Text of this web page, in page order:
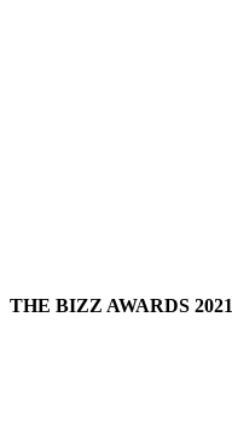
THE BIZZ AWARDS 2021